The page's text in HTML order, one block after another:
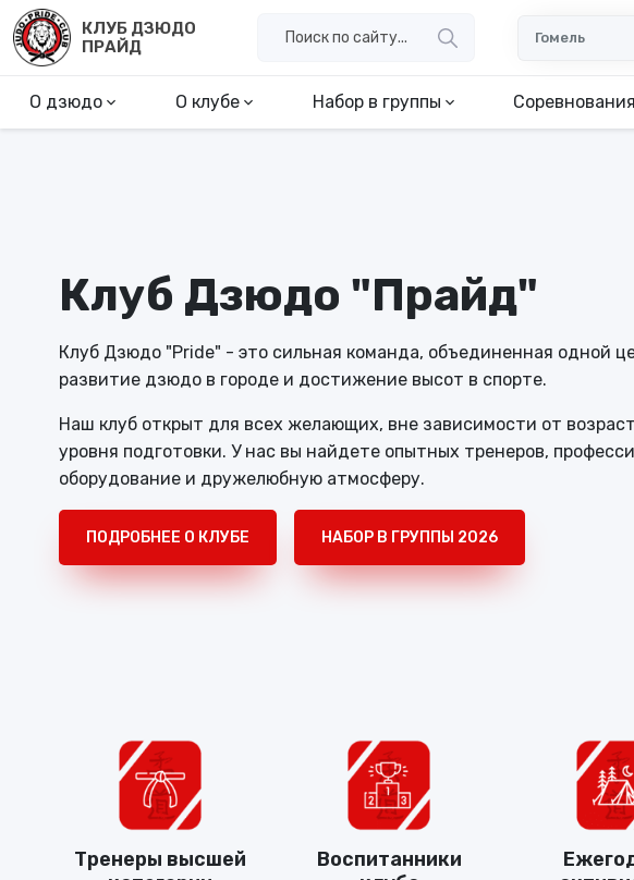
КЛУБ ДЗЮДО
ПРАЙД
Гомель
О дзюдо О клубе Набор в группы Соревнования
Клуб Дзюдо "Прайд"
Клуб Дзюдо "Pride" - это сильная команда, объединенная одной
развитие дзюдо в городе и достижение высот в спорте.
Наш клуб открыт для всех желающих, вне зависимости от
уровня подготовки. У нас вы найдете опытных тренеров,
оборудование и дружелюбную атмосферу.
ПОДРОБНЕЕ О КЛУБЕ НАБОР В ГРУППЫ 2026
Тренеры высшей
Воспитанники